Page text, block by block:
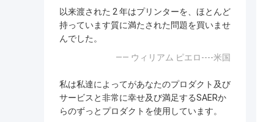
以来渡された 2 年はプリンターを、ほとんど
持っています質に満たされた問題を買いませ
んでした。
—— ウィリアム ピエロ----米国
私は私達によってがあなたのプロダクト及び
サービスと非常に幸せ及び満足するSAERか
らのずっとプロダクトを使用しています。